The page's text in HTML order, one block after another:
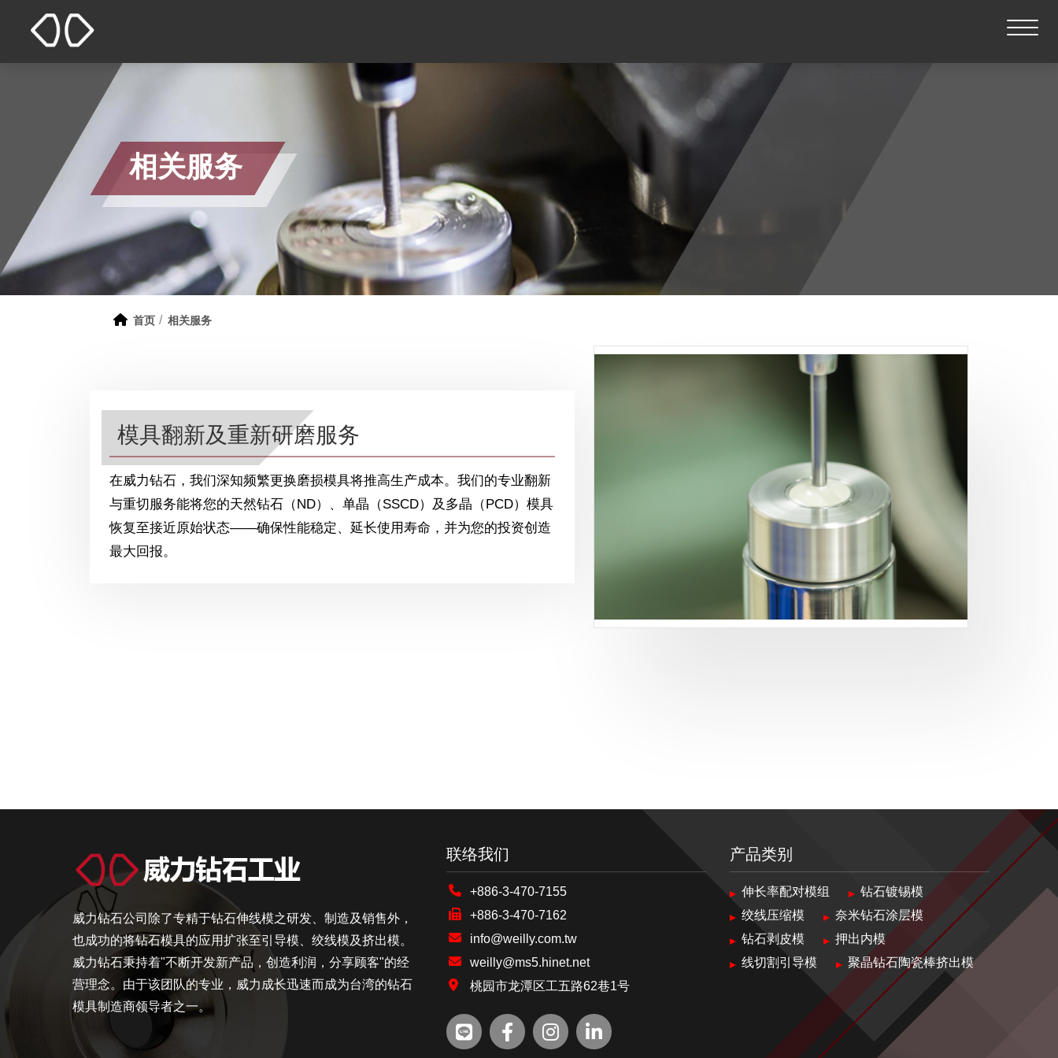
相关服务
首页 相关服务
模具翻新及重新研磨服务
在威力钻石，我们深知频繁更换磨损模具将推高生产成本。我们的专业翻新
与重切服务能将您的天然钻石（ND）、单晶（SSCD）及多晶（PCD）模具
恢复至接近原始状态——确保性能稳定、延长使用寿命，并为您的投资创造
最大回报。
威力钻石公司除了专精于钻石伸线模之研发、制造及销售外，
也成功的将钻石模具的应用扩张至引导模、绞线模及挤出模。
威力钻石秉持着"不断开发新产品，创造利润，分享顾客"的经
营理念。由于该团队的专业，威力成长迅速而成为台湾的钻石
模具制造商领导者之一。
联络我们
+886-3-470-7155
+886-3-470-7162
info@weilly.com.tw
weilly@ms5.hinet.net
桃园市龙潭区工五路62巷1号
产品类别
伸长率配对模组
钻石镀锡模
绞线压缩模
奈米钻石涂层模
钻石剥皮模
押出内模
线切割引导模
聚晶钻石陶瓷棒挤出模